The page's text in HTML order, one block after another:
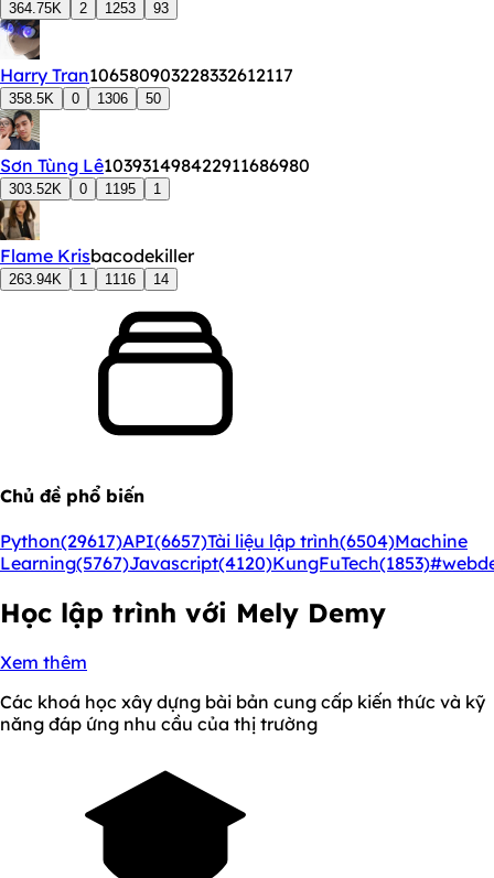
364.75K 2 1253 93
Harry Tran106580903228332612117
358.5K 0 1306 50
Sơn Tùng Lê103931498422911686980
303.52K 0 1195 1
Flame Krisbacodekiller
263.94K 1 1116 14
Chủ đề phổ biến
Python(29617)API(6657)Tài liệu lập trình(6504)Machine
Learning(5767)Javascript(4120)KungFuTech(1853)
Học lập trình với Mely Demy
Xem thêm
Các khoá học xây dựng bài bản cung cấp kiến thức và kỹ
năng đáp ứng nhu cầu của thị trường